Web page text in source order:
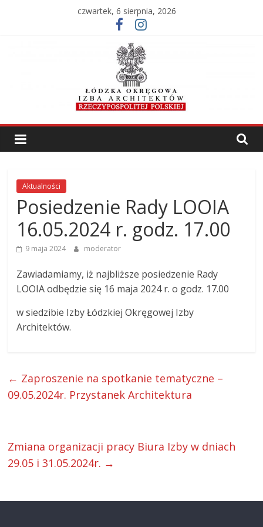
czwartek, 6 sierpnia, 2026
Łódzka
Okręgowa
Izba
Architektów
RP
ŁOIA
Aktualności
Posiedzenie Rady LOOIA
16.05.2024 r. godz. 17.00
9 maja 2024 moderator
Zawiadamiamy, iż najbliższe posiedzenie Rady
LOOIA odbędzie się 16 maja 2024 r. o godz. 17.00
w siedzibie Izby Łódzkiej Okręgowej Izby
Architektów.
← Zaproszenie na spotkanie tematyczne –
09.05.2024r. Przystanek Architektura
Zmiana organizacji pracy Biura Izby w dniach
29.05 i 31.05.2024r. →